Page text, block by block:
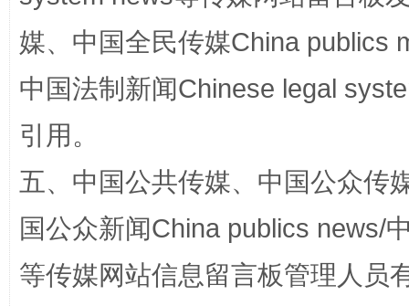
漫山遍野的桃花与雪山、麦地、白藏房 除
媒、中国全民传媒China publics
中国法制新闻Chinese legal
引用。
五、中国公共传媒、中国公众传
国公众新闻China publics news/
等传媒网站信息留言板管理人员